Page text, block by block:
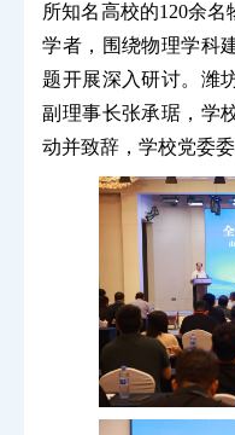
所知名高校的120余
学者，围绕物理学科
题开展深入研讨。潍
副理事长张承琚，学
动并致辞，学校党委